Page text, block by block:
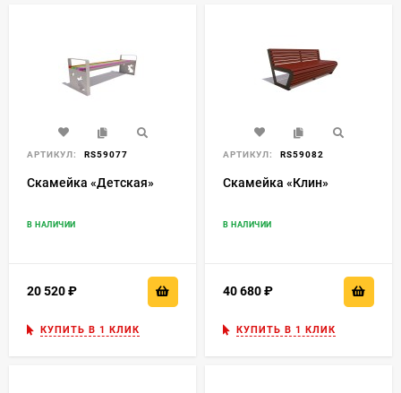
АРТИКУЛ: RS59077
Скамейка «Детская»
В НАЛИЧИИ
20 520
КУПИТЬ В 1 КЛИК
АРТИКУЛ: RS59082
Скамейка «Клин»
В НАЛИЧИИ
40 680
КУПИТЬ В 1 КЛИК